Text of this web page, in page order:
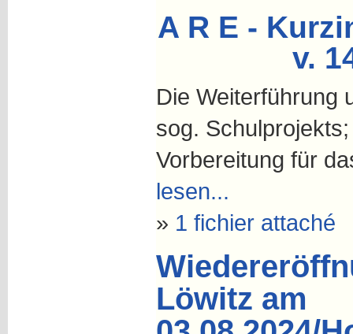
A R E -
v.
Die Weiterführung
sog.
Vorbereitung für
lesen...
» 1 fichier attaché
Löwitz am